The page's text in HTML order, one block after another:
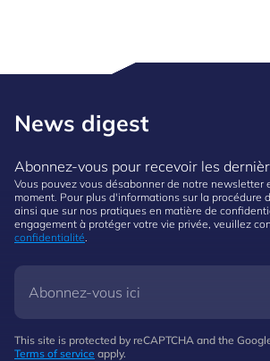
News digest
Abonnez-vous pour recevoir les
Vous pouvez vous désabonner de notre newsletter
moment. Pour plus d'informations sur la procédure
ainsi que sur nos pratiques en matière de
engagement à protéger votre vie privée, veuillez
confidentialité.
This site is protected by reCAPTCHA and the
Terms of service apply.